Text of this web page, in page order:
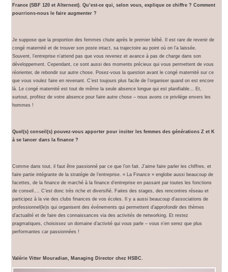
France (SBF 120 et Alternext). Qu’est-ce qui, selon vous, explique ce chiffre ? Comment
pourrions-nous le faire augmenter ?
Je suppose que la proportion des femmes chute après le premier bébé. Il est rare de revenir de
congé maternité et de trouver son poste intact, sa trajectoire au point où on l’a laissée.
Souvent, l’entreprise n’attend pas que vous revenez et avance à pas de charge dans son
développement. Cependant, ce sont aussi des moments précieux qui vous permettent de vous
réorienter, de rebondir sur autre chose. Posez-vous la question avant le congé maternité sur ce
que vous voulez faire en revenant. C’est toujours plus facile de l’organiser quand on est encore
là. Le congé maternité est tout de même la seule absence longue qui est planifiable… Et,
surtout, profitez de votre absence pour faire autre chose – nous avons ce privilège envers les
hommes !
Quel(s) conseil(s) pouvez-vous apporter pour inciter les femmes des générations Z et K
à se lancer dans la finance ?
Comme dans tout, il faut être passionné par ce que l’on fait. J’aime faire parler les chiffres, et
faire partie intégrante de la stratégie de l’entreprise. « La Finance » englobe aussi beaucoup de
facettes, de la finance de marché à la finance d’entreprise en passant par toutes les fonctions
de conseil…. C’est donc très riche et diversifié. Faites des stages, des rencontres réseau et
participez à la vie des clubs finances de vos écoles. Il y a aussi beaucoup d’associations de
professionnel(le)s qui organisent des événements qui permettent d’approfondir des thèmes
d’actualité et de faire des connaissances via des activités de networking. Et restez
pragmatiques, choisissez un domaine d’activité qui vous parle – vous n’en serez que plus
performantes car passionnées !
Valérie Vitter Mouradian, Managing Director chez HSBC.